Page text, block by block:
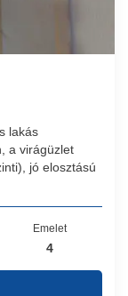
lakás
a virágüzlet
jó elosztású
Emelet
4